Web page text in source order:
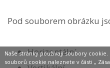
Pod souborem obrázku
Horizontální
Naše stránky používají soubory
souborů cookie naleznete v části „